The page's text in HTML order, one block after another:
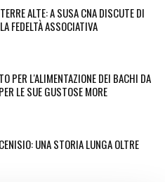
ALTE: A SUSA CNA DISCUTE DI
FEDELTÀ ASSOCIATIVA
PER L'ALIMENTAZIONE DEI BACHI DA
LE SUE GUSTOSE MORE
UNA STORIA LUNGA OLTRE